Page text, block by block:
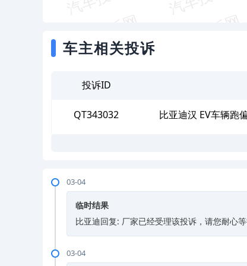
车主相关投诉
投诉ID
QT343032 比亚迪汉 EV车辆跑
03-04
临时结果
比亚迪回复: 厂家已经受理该投诉，请您耐心等
03-04